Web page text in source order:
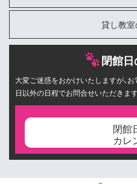
貸し教
閉館
大変ご迷惑をおかけいたしますが、
日以外の日程でお問合せいただきま
閉館
カレ